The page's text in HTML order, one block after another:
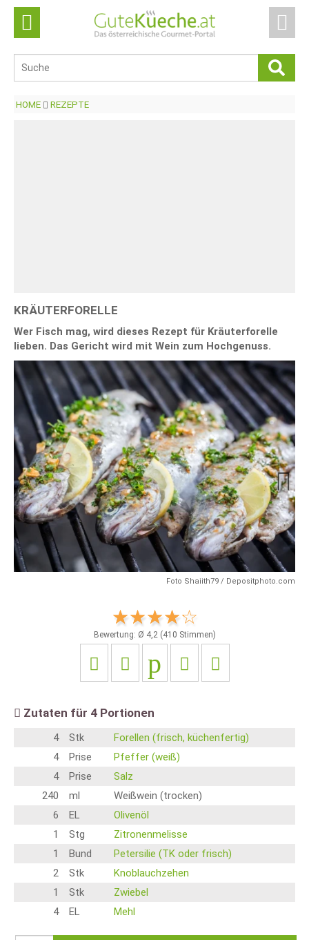
HOME REZEPTE
KRÄUTERFORELLE
Wer Fisch mag, wird dieses Rezept für Kräuterforelle
lieben. Das Gericht wird mit Wein zum Hochgenuss.
Foto Shaiith79 / Depositphoto.com
Next
Bewertung: Ø 4,2(410 Stimmen)
Zutaten für 4 Portionen
4 Stk
Forellen (frisch, küchenfertig)
4
Prise
Pfeffer (weiß)
4
Prise
Salz
240
ml
Weißwein (trocken)
6
EL
Olivenöl
1
Stg
Zitronenmelisse
1
Bund
Petersilie (TK oder frisch)
2
Stk
Knoblauchzehen
1
Stk
Zwiebel
4
EL Mehl